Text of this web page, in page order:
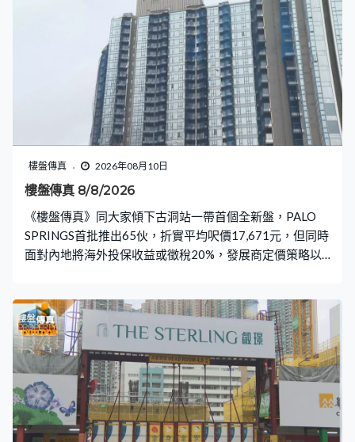
樓盤傳真 2026年08月10日
樓盤傳真 8/8/2026
《樓盤傳真》同大家傾下古洞站一帶首個全新盤，PALO
SPRINGS首批推出65伙，折實平均呎價17,671元，但同時
面對內地將海外投保收益或徵稅20%，發展商定價策略以
507伙，主打兩房戶，為大家拆解樓書。〈業主新睇驗〉
會到東涌擴展區的裕興苑，前臨機場景致，驗收510平方
呎的兩房戶，質素平平但部分分項有喜出望外的表現。
〈設計廊〉的戶主希望新居設計可以自己生活質素為首要
考慮，將新盤單位的交樓標準融入至新設計當中，打造簡
約奶油風。